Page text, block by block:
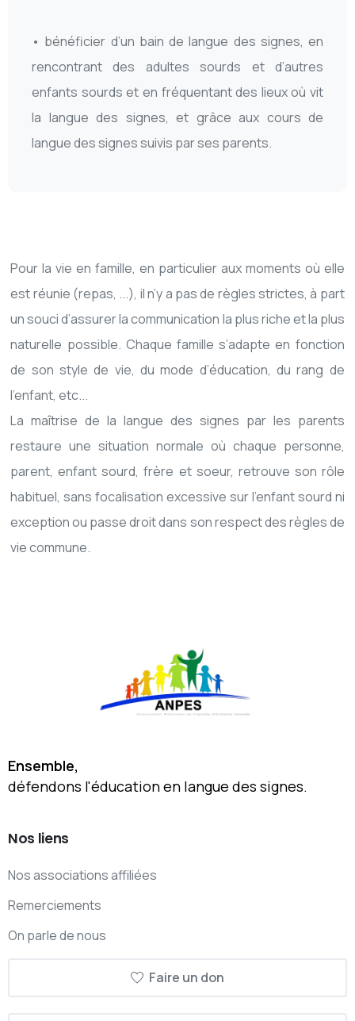
• bénéficier d’un bain de langue des signes, en
rencontrant des adultes sourds et d’autres
enfants sourds et en fréquentant des lieux où vit
la langue des signes, et grâce aux cours de
langue des signes suivis par ses parents.
Pour la vie en famille, en particulier aux moments où elle
est réunie (repas, ...), il n’y a pas de règles strictes, à part
un souci d’assurer la communication la plus riche et la plus
naturelle possible. Chaque famille s’adapte en fonction
de son style de vie, du mode d’éducation, du rang de
l’enfant, etc...
La maîtrise de la langue des signes par les parents
restaure une situation normale où chaque personne,
parent, enfant sourd, frère et soeur, retrouve son rôle
habituel, sans focalisation excessive sur l’enfant sourd ni
exception ou passe droit dans son respect des règles de
vie commune.
Ensemble,
défendons l'éducation en langue des signes.
Nos liens
Nos associations affiliées
Remerciements
On parle de nous
Faire un don